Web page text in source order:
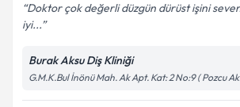
Doktor çok değerli düzgün dürüst işini
iyi...
Burak Aksu Diş Kliniği
G.M.K.Bul İnönü Mah. Ak Apt. Kat: 2 No:9 ( Pozcu